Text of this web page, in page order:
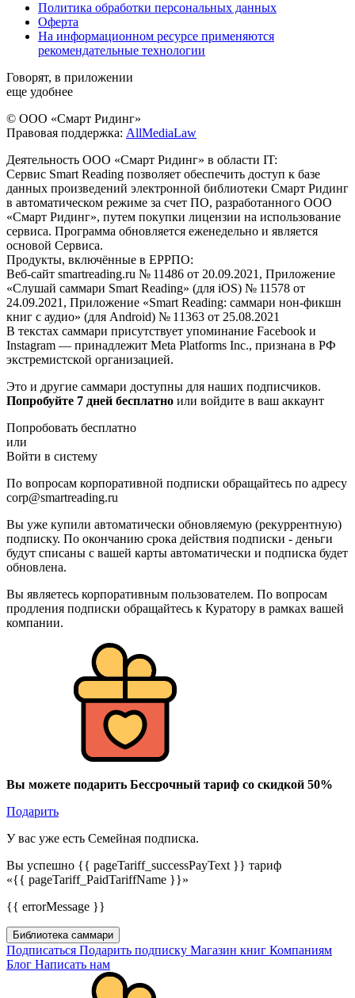
Политика обработки персональных данных
Оферта
На информационном ресурсе применяются
рекомендательные технологии
Говорят, в приложении
еще удобнее
© ООО «Смарт Ридинг»
Правовая поддержка: AllMediaLaw
Деятельность ООО «Смарт Ридинг» в области IT:
Сервис Smart Reading позволяет обеспечить доступ к базе
данных произведений электронной библиотеки Смарт Ридинг
в автоматическом режиме за счет ПО, разработанного ООО
«Смарт Ридинг», путем покупки лицензии на использование
сервиса. Программа обновляется еженедельно и является
основой Сервиса.
Продукты, включённые в ЕРРПО:
Веб-сайт smartreading.ru № 11486 от 20.09.2021, Приложение
«Слушай саммари Smart Reading» (для iOS) № 11578 от
24.09.2021, Приложение «Smart Reading: саммари нон-фикшн
книг с аудио» (для Android) № 11363 от 25.08.2021
В текстах саммари присутствует упоминание Facebook и
Instagram — принадлежит Meta Platforms Inc., признана в РФ
экстремистской организацией.
Это и другие саммари доступны для наших подписчиков.
Попробуйте 7 дней бесплатно или войдите в ваш аккаунт
Попробовать бесплатно
или
Войти в систему
По вопросам корпоративной подписки обращайтесь по адресу
corp@smartreading.ru
Вы уже купили автоматически обновляемую (рекуррентную)
подписку. По окончанию срока действия подписки - деньги
будут списаны с вашей карты автоматически и подписка будет
обновлена.
Вы являетесь корпоративным пользователем. По вопросам
продления подписки обращайтесь к Куратору в рамках вашей
компании.
Вы можете подарить Бессрочный тариф со скидкой 50%
Подарить
У вас уже есть Семейная подписка.
Вы успешно {{ pageTariff_successPayText }} тариф
«{{ pageTariff_PaidTariffName }}»
{{ errorMessage }}
Библиотека саммари
Подписаться Подарить подписку Магазин книг Компаниям
Блог Написать нам